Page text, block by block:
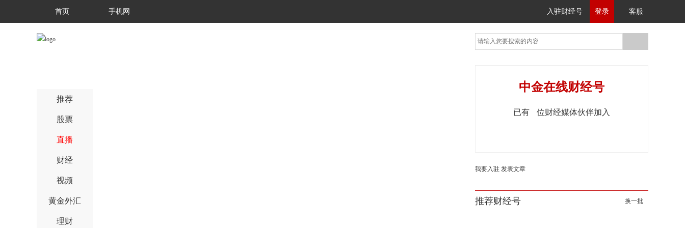
首页 手机网 入驻财经号 登录 客服
推荐
股票
直播
财经
视频
黄金外汇
理财
中金在线财经号
已有 位财经媒体伙伴加入
我要入驻 发表文章
推荐财经号 换一批